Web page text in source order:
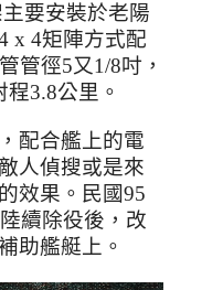
要安裝於老陽
x 4矩陣方式配
管徑5又1/8吋，
程3.8公里。
配合艦上的電
人偵搜或是來
效果。民國95
續除役後，改
助艦艇上。